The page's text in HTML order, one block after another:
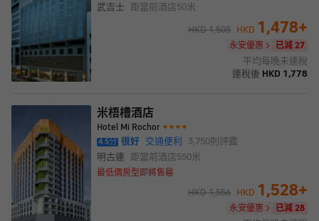
武吉士
距當前酒店50米
HKD1,505 HKD 1,478+
永安優惠 已減 27
平均每晚未連稅
連稅後 HKD 1,778
米梧槽酒店
Hotel Mi Rochor
4.5分 很好 交通便利 3,750則評鑑
明古連
距當前酒店550米
最低價房型即將售罄
HKD1,556 HKD 1,528+
永安優惠 已減 28